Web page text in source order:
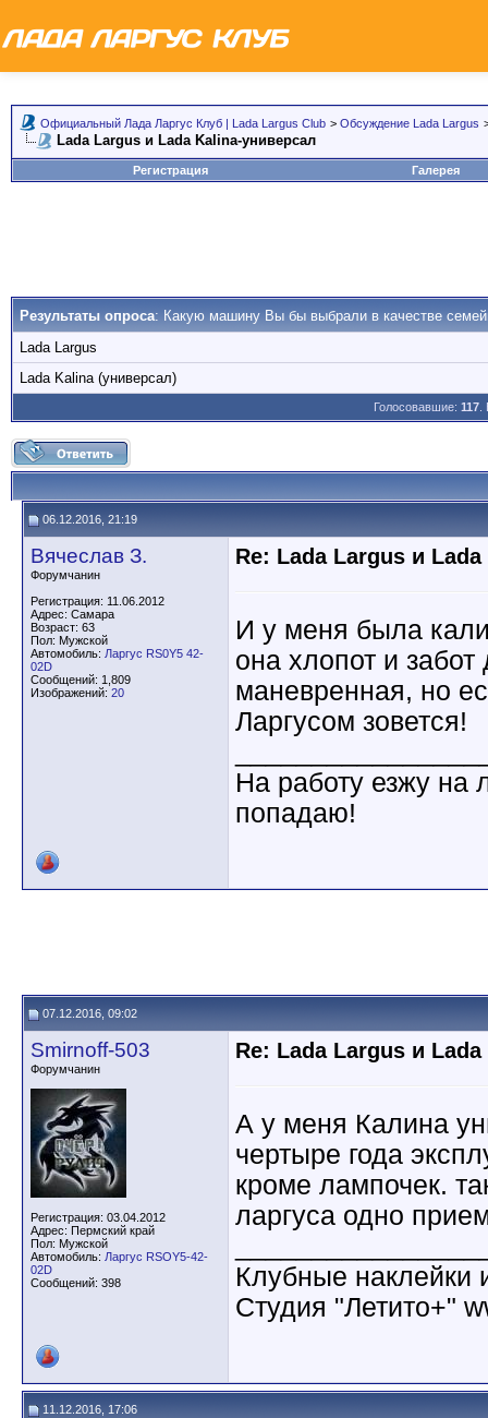
Официальный Лада Ларгус Клуб | Lada Largus Club > Обсуждение Lada Largus
Lada Largus и Lada Kalina-универсал
Регистрация Галерея
Результаты опроса: Какую машину Вы бы выбрали в качестве
Lada Largus
Lada Kalina (универсал)
Голосовавшие: 117
06.12.2016, 21:19
Вячеслав З.
Форумчанин
Регистрация: 11.06.2012
Адрес: Самара
Возраст: 63
Пол: Мужской
Автомобиль: Ларгус RS0Y5 42-
02D
Сообщений: 1,809
Изображений: 20
Re: Lada Largus и
И у меня была
она хлопот и
маневренная, но
Ларгусом зовется!
На работу езжу на
попадаю!
07.12.2016, 09:02
Smirnoff-503
Форумчанин
Регистрация: 03.04.2012
Адрес: Пермский край
Пол: Мужской
Автомобиль: Ларгус RSOY5-42-
02D
Сообщений: 398
Re: Lada Largus и
А у меня Калина
чертыре года
кроме лампочек.
ларгуса одно
Клубные наклейки
Студия "Летито+"
11.12.2016, 17:06